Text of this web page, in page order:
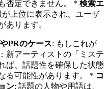
否定できません。 * 検索エ
上位に表示され、ユーザ
あります。
PRのケース: もしこれが
新アーティストの「ミステ
ば、話題性を確保した状態
る可能性があります。 * コ
ン: 話題の人物や用語は、